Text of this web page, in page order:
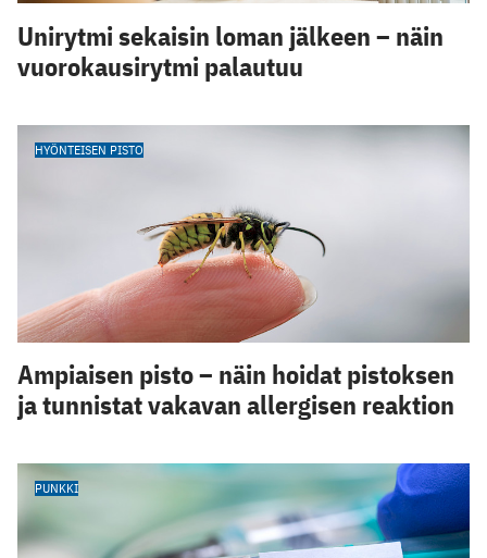
Unirytmi sekaisin loman jälkeen – näin
vuorokausirytmi palautuu
HYÖNTEISEN PISTO
Ampiaisen pisto – näin hoidat pistoksen
ja tunnistat vakavan allergisen reaktion
PUNKKI